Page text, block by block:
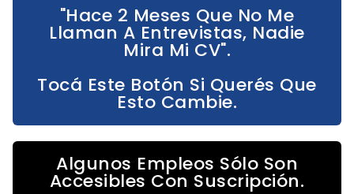
"Hace 2 Meses Que No Me
Llaman A Entrevistas, Nadie
Mira Mi CV".
Tocá Este Botón Si Querés Que
Esto Cambie.
Algunos Empleos Sólo Son
Accesibles Con Suscripción.